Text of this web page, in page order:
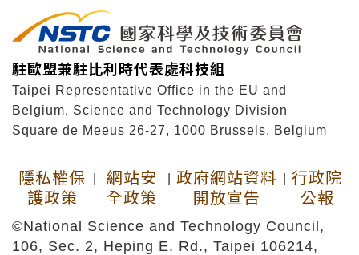
駐歐盟兼駐比利時代表處科技組
Taipei Representative Office in the EU and
Belgium, Science and Technology Division
Square de Meeus 26-27, 1000 Brussels, Belgium
隱私權保
護政策
網站安
全政策
政府網站資料
開放宣告
行政院
公報
©National Science and Technology Council,
106, Sec. 2, Heping E. Rd., Taipei 106214,